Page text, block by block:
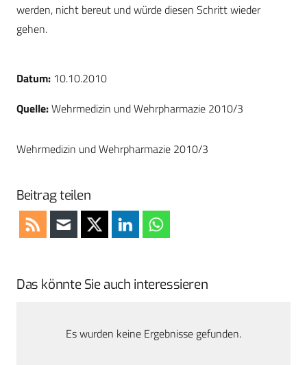
werden, nicht bereut und würde diesen Schritt wieder
gehen.
Datum: 10.10.2010
Quelle:Wehrmedizin und Wehrpharmazie 2010/3
Wehrmedizin und Wehrpharmazie 2010/3
Beitrag teilen
Das könnte Sie auch interessieren
Es wurden keine Ergebnisse gefunden.